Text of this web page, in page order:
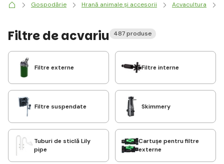
Gospodărie Hrană animale și accesorii Acvacultura
Filtre de acvariu 487 produse
Filtre externe Filtre interne
Filtre suspendate Skimmery
Tuburi de sticlă Lily
pipe
Cartușe pentru filtre
externe